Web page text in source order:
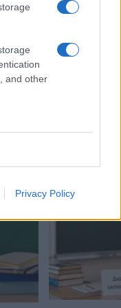
and other
Privacy Policy
04/08/2026 -